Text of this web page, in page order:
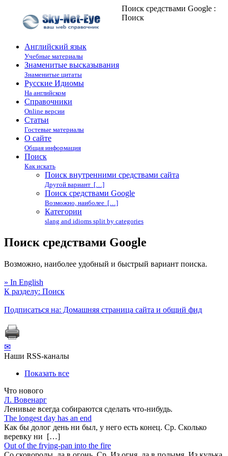
Поиск средствами Google :
Поиск
Английский язык
Учебные материалы
Знаменитые высказывания
Знаменитые цитаты
Русские Идиомы
На английском
Справочники
Online версии
Статьи
Гостевые материалы
О сайте
Общая информация
Поиск
Как искать
Поиск внутренними средствами сайта
Другой вариант […]
Поиск средствами Google
Возможно, наиболее […]
Категории
slang and idioms split by categories
Поиск средствами Google
Возможно, наиболее удобный и быстрый вариант поиска.
» In English
К разделу: Поиск
Подписаться на: Домашняя страница сайта и общий фид
✉
Наши RSS-каналы
Показать все
Что нового
Л. Вовенарг
Ленивые всегда собираются сделать что-нибудь.
The longest day has an end
Как бы долог день ни был, у него есть конец. Ср. Сколько
веревку ни […]
Out of the frying-pan into the fire